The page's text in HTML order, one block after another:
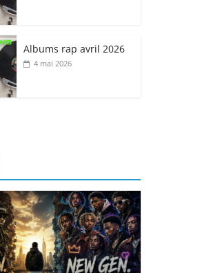
Albums rap avril 2026
4 mai 2026